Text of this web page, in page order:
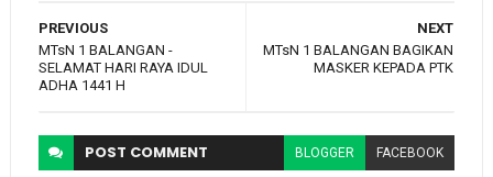
NEXT
MTsN 1 BALANGAN BAGIKAN
MASKER KEPADA PTK
PREVIOUS
MTsN 1 BALANGAN -
SELAMAT HARI RAYA IDUL
ADHA 1441 H
POST COMMENT BLOGGER FACEBOOK